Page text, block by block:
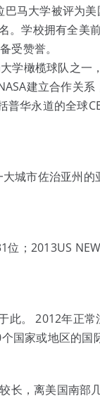
马大学被评为
学校拥有全美
受赞誉。
学橄榄球队之一
建立合作关
华永道的全球
城市佐治亚州
；2013US
。 2012年正常
国家或地区的国
，离美国南部